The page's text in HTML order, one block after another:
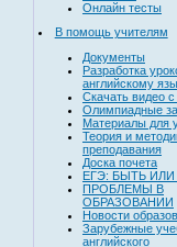
Онлайн тесты
В помощь учителям
Документы
Разработка
английскому
Скачать видео
Олимпиадные
Материалы для
Теория и
преподавания
Доска почета
ЕГЭ: БЫТЬ
ПРОБЛЕМЫ В
ОБРАЗОВАНИИ
Новости
Зарубежные
английского